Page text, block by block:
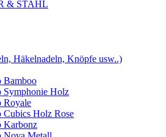
& STAHL
Häkelnadeln, Knöpfe usw..)
Bamboo
Symphonie Holz
Royale
Cubics Holz Rose
Karbonz